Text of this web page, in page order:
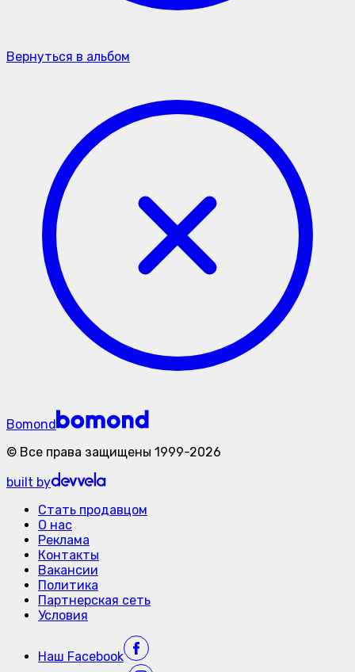
Вернуться в альбом
Bomond
© Все права защищены 1999-2026
built by
Стать продавцом
О нас
Реклама
Контакты
Вакансии
Политика
Партнерская сеть
Условия
Наш Facebook